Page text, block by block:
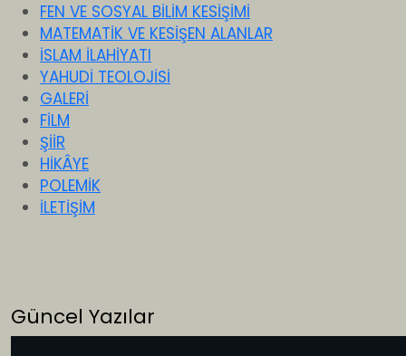
FEN VE SOSYAL BİLİM KESİŞİMİ
MATEMATİK VE KESİŞEN ALANLAR
İSLAM İLAHİYATI
YAHUDİ TEOLOJİSİ
GALERİ
FİLM
ŞİİR
HİKÂYE
POLEMİK
İLETİŞİM
Güncel Yazılar